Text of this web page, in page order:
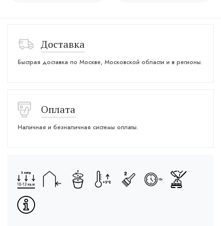
Доставка
Быстрая доставка по Москве, Московской области и в регионы.
Оплата
Наличная и безналичная системы оплаты.